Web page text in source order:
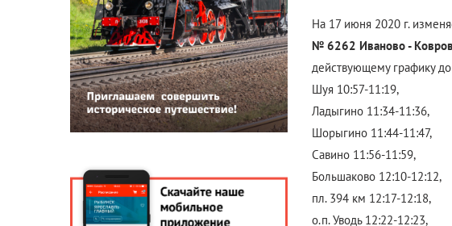
На 17 июня 2020 г.
№ 6262 Иваново -
действующему графику
Шуя 10:57-11:19,
Ладыгино 11:34-11:36,
Шорыгино 11:44-11:47,
Савино 11:56-11:59,
Большаково 12:10-12:12,
пл. 394 км 12:17-12:18,
о.п. Уводь 12:22-12:23,